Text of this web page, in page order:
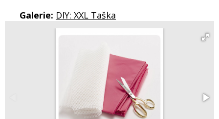
Galerie: DIY: XXL Taška